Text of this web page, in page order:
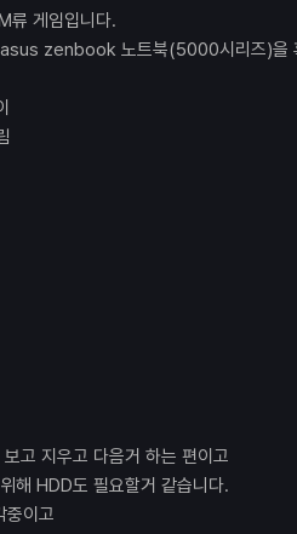
류 게임입니다.
asus zenbook 노트북(5000시리즈)을
고 지우고 다음거 하는 편이고
해 HDD도 필요할거 같습니다.
중이고